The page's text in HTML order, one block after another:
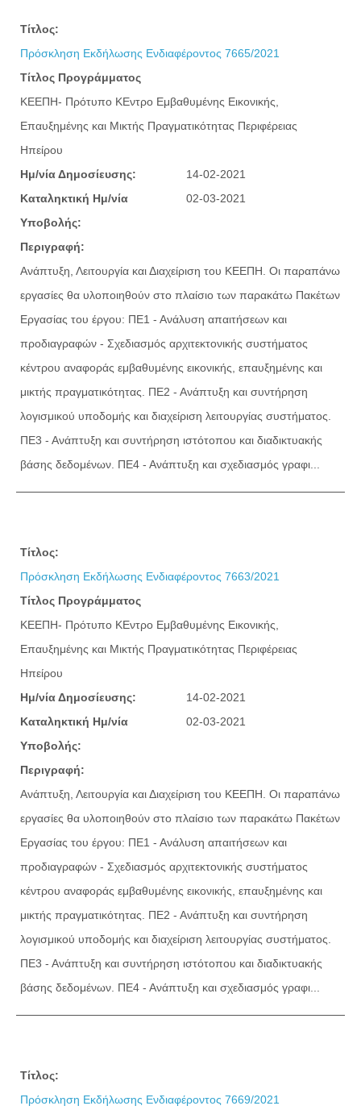
Τίτλος:
Πρόσκληση Εκδήλωσης Ενδιαφέροντος 7665/2021
Τίτλος Προγράμματος
ΚΕΕΠΗ- Πρότυπο ΚΕντρο Εμβαθυμένης Εικονικής,
Επαυξημένης και Μικτής Πραγματικότητας Περιφέρειας
Ηπείρου
Ημ/νία Δημοσίευσης:
14-02-2021
Καταληκτική Ημ/νία
Υποβολής:
02-03-2021
Περιγραφή:
Ανάπτυξη, Λειτουργία και Διαχείριση του ΚΕΕΠΗ. Οι παραπάνω
εργασίες θα υλοποιηθούν στο πλαίσιο των παρακάτω Πακέτων
Εργασίας του έργου: ΠΕ1 - Ανάλυση απαιτήσεων και
προδιαγραφών - Σχεδιασμός αρχιτεκτονικής συστήματος
κέντρου αναφοράς εμβαθυμένης εικονικής, επαυξημένης και
μικτής πραγματικότητας. ΠΕ2 - Ανάπτυξη και συντήρηση
λογισμικού υποδομής και διαχείριση λειτουργίας συστήματος.
ΠΕ3 - Ανάπτυξη και συντήρηση ιστότοπου και διαδικτυακής
βάσης δεδομένων. ΠΕ4 - Ανάπτυξη και σχεδιασμός γραφι...
Τίτλος:
Πρόσκληση Εκδήλωσης Ενδιαφέροντος 7663/2021
Τίτλος Προγράμματος
ΚΕΕΠΗ- Πρότυπο ΚΕντρο Εμβαθυμένης Εικονικής,
Επαυξημένης και Μικτής Πραγματικότητας Περιφέρειας
Ηπείρου
Ημ/νία Δημοσίευσης:
14-02-2021
Καταληκτική Ημ/νία
Υποβολής:
02-03-2021
Περιγραφή:
Ανάπτυξη, Λειτουργία και Διαχείριση του ΚΕΕΠΗ. Οι παραπάνω
εργασίες θα υλοποιηθούν στο πλαίσιο των παρακάτω Πακέτων
Εργασίας του έργου: ΠΕ1 - Ανάλυση απαιτήσεων και
προδιαγραφών - Σχεδιασμός αρχιτεκτονικής συστήματος
κέντρου αναφοράς εμβαθυμένης εικονικής, επαυξημένης και
μικτής πραγματικότητας. ΠΕ2 - Ανάπτυξη και συντήρηση
λογισμικού υποδομής και διαχείριση λειτουργίας συστήματος.
ΠΕ3 - Ανάπτυξη και συντήρηση ιστότοπου και διαδικτυακής
βάσης δεδομένων. ΠΕ4 - Ανάπτυξη και σχεδιασμός γραφι...
Τίτλος:
Πρόσκληση Εκδήλωσης Ενδιαφέροντος 7669/2021